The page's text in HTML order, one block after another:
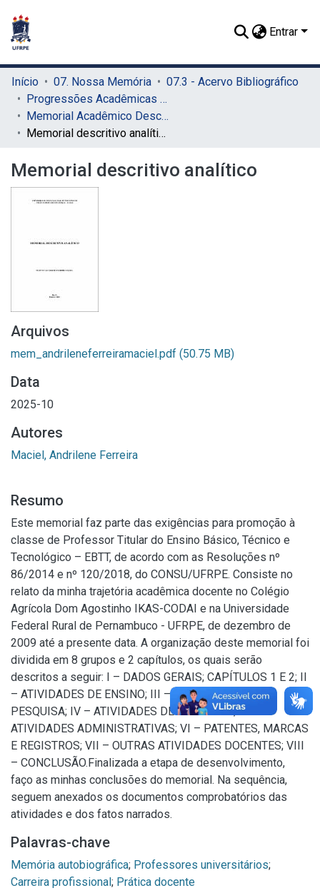
Entrar
Início 07. Nossa Memória
07.3 - Acervo Bibliográfico
Progressões Acadêmicas para Professor Titular
Memorial Acadêmico Descritivo
Memorial descritivo analítico
Memorial descritivo analítico
Arquivos
mem_andrileneferreiramaciel.pdf (50.75 MB)
Data
2025-10
Autores
Maciel, Andrilene Ferreira
Resumo
Este memorial faz parte das exigências para promoção à
classe de Professor Titular do Ensino Básico, Técnico e
Tecnológico – EBTT, de acordo com as Resoluções nº
86/2014 e nº 120/2018, do CONSU/UFRPE. Consiste no
relato da minha trajetória acadêmica docente no Colégio
Agrícola Dom Agostinho IKAS-CODAI e na Universidade
Federal Rural de Pernambuco - UFRPE, de dezembro de
2009 até a presente data. A organização deste memorial foi
dividida em 8 grupos e 2 capítulos, os quais serão
descritos a seguir: I – DADOS GERAIS; CAPÍTULOS 1 E 2; II
– ATIVIDADES DE ENSINO; III – ATIVIDADES DE
PESQUISA; IV – ATIVIDADES DE EXTENSÃO; V –
ATIVIDADES ADMINISTRATIVAS; VI – PATENTES, MARCAS
E REGISTROS; VII – OUTRAS ATIVIDADES DOCENTES; VIII
– CONCLUSÃO.Finalizada a etapa de desenvolvimento,
faço as minhas conclusões do memorial. Na sequência,
seguem anexados os documentos comprobatórios das
atividades e dos fatos narrados.
Palavras-chave
Memória autobiográfica; Professores universitários;
Carreira profissional; Prática docente